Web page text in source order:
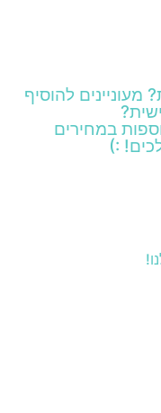
להוסיף
במחירים
:)